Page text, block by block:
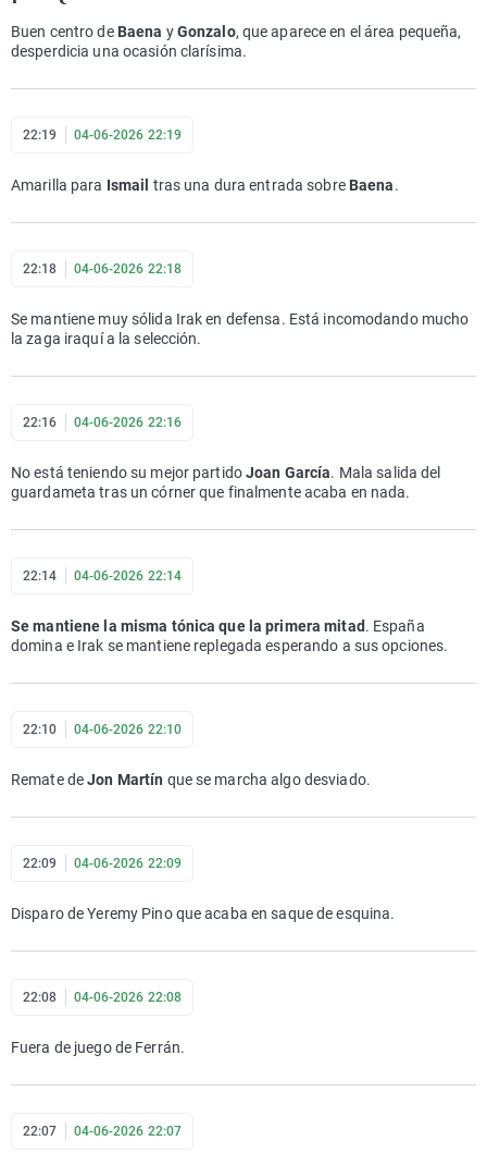
Buen centro de Baena yGonzalo, que aparece en el área pequeña,
desperdicia una ocasión clarísima.
22:19 04-06-2026 22:19
Amarilla para Ismail tras una dura entrada sobre Baena.
22:18 04-06-2026 22:18
Se mantiene muy sólida Irak en defensa. Está incomodando mucho
la zaga iraquí a la selección.
22:16 04-06-2026 22:16
No está teniendo su mejor partidoJoan García. Mala salida del
guardameta tras un córner que finalmente acaba en nada.
22:14 04-06-2026 22:14
Se mantiene la misma tónica que la primera mitad. España
domina e Irak se mantiene replegada esperando a sus opciones.
22:10 04-06-2026 22:10
Remate deJon Martín que se marcha algo desviado.
22:09 04-06-2026 22:09
Disparo de Yeremy Pino que acaba en saque de esquina.
22:08 04-06-2026 22:08
Fuera de juego de Ferrán.
22:07 04-06-2026 22:07